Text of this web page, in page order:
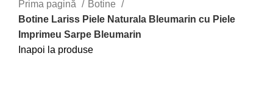
Prima pagină
Botine
Botine Lariss Piele Naturala Bleumarin cu Piele
Imprimeu Sarpe Bleumarin
Inapoi la produse